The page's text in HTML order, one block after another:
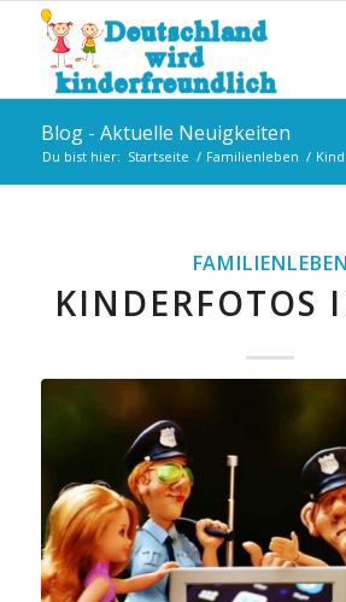
Blog - Aktuelle Neuigkeiten
Du bist hier: Startseite / Familienleben /
FAMILIENLEBEN
KINDERFOTOS